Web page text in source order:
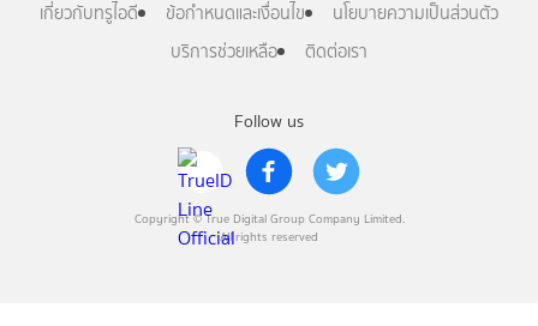
Follow us
Copyright © True Digital Group Company Limited.
All rights reserved
เกี่ยวกับทรูไอดี ข้อกำหนดและเงื่อนไข
นโยบายความเป็นส่วนตัว
บริการช่วยเหลือ
ติดต่อเรา